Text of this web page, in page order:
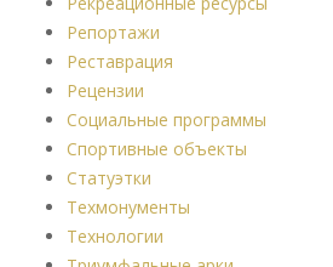
Репортажи
Реставрация
Рецензии
Социальные программы
Спортивные объекты
Статуэтки
Техмонументы
Технологии